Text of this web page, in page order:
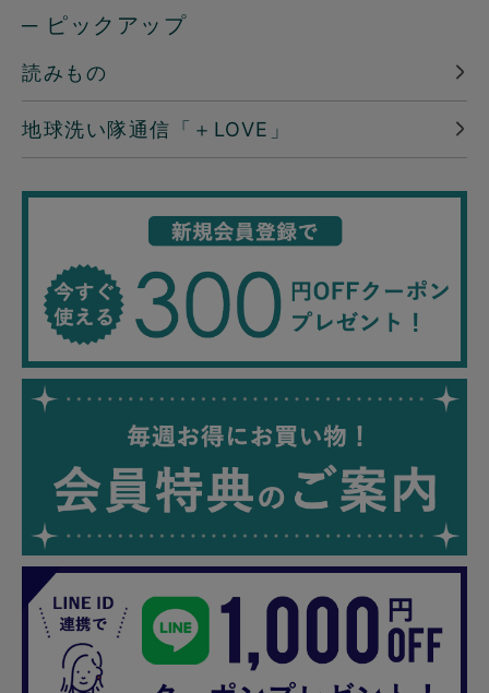
─ ピックアップ
読みもの
地球洗い隊通信「＋LOVE」